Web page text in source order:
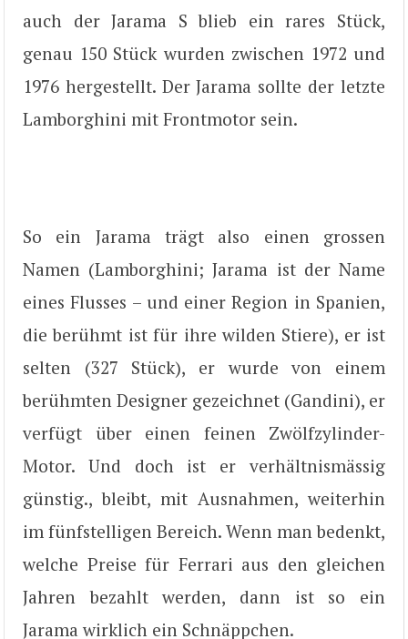
auch der Jarama S blieb ein rares Stück,
genau 150 Stück wurden zwischen 1972 und
1976 hergestellt. Der Jarama sollte der letzte
Lamborghini mit Frontmotor sein.
So ein Jarama trägt also einen grossen
Namen (Lamborghini; Jarama ist der Name
eines Flusses – und einer Region in Spanien,
die berühmt ist für ihre wilden Stiere), er ist
selten (327 Stück), er wurde von einem
berühmten Designer gezeichnet (Gandini), er
verfügt über einen feinen Zwölfzylinder-
Motor. Und doch ist er verhältnismässig
günstig., bleibt, mit Ausnahmen, weiterhin
im fünfstelligen Bereich. Wenn man bedenkt,
welche Preise für Ferrari aus den gleichen
Jahren bezahlt werden, dann ist so ein
Jarama wirklich ein Schnäppchen.